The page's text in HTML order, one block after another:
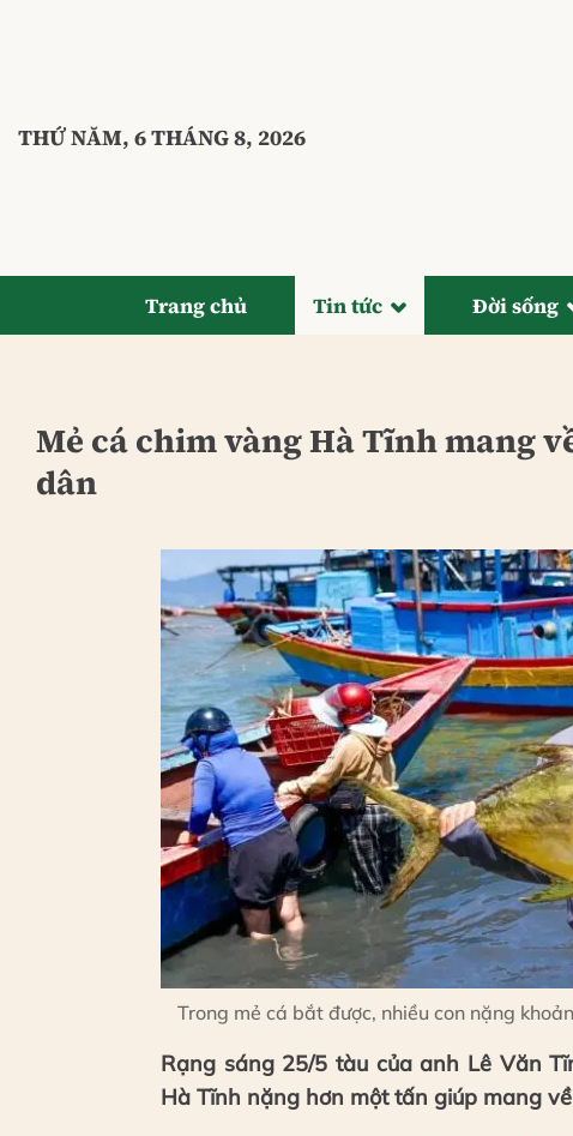
THỨ NĂM, 6 THÁNG 8, 2026
Trang chủ Tin tức Đời sống
Mẻ cá chim vàng Hà Tĩnh mang
dân
Trong mẻ cá bắt được, nhiều con nặng
Rạng sáng 25/5 tàu của anh Lê Văn
Hà Tĩnh nặng hơn một tấn giúp mang